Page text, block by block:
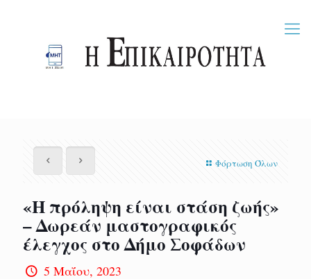
Φόρτωση Όλων
«Η πρόληψη είναι στάση ζωής»
– Δωρεάν μαστογραφικός
έλεγχος στο Δήμο Σοφάδων
5 Μαΐου, 2023